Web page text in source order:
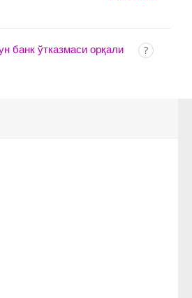
банк ўтказмаси орқали